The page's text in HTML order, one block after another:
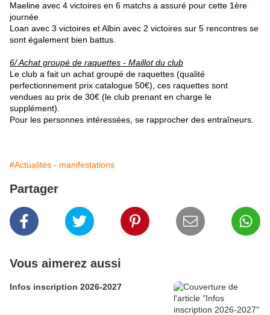
Maeline avec 4 victoires en 6 matchs a assuré pour cette 1ère
journée
Loan avec 3 victoires et Albin avec 2 victoires sur 5 rencontres se
sont également bien battus.
6/ Achat groupé de raquettes - Maillot du club
Le club a fait un achat groupé de raquettes (qualité
perfectionnement prix catalogue 50€), ces raquettes sont
vendues au prix de 30€ (le club prenant en charge le
supplément).
Pour les personnes intéressées, se rapprocher des entraîneurs.
#Actualités - manifestations
Partager
Vous aimerez aussi
Infos inscription 2026-2027